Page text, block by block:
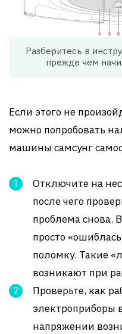
Разберитесь в
прежде чем
Если этого не
можно попробовать
машины самсунг
Отключите на
после чего
проблема снова.
просто
поломку. Такие
возникают при
Проверьте, как
электроприборы
напряжении